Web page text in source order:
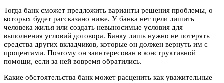
Тогда банк сможет предложить варианты решения проблемы, о
которых будет рассказано ниже. У банка нет цели лишить
человека жилья или создать невыносимые условия для
выполнения условий договора. Банку лишь нужно не потерять
средства других вкладчиков, которые он должен вернуть им с
процентами. Поэтому он заинтересован в конструктивной
помощи, если за ней вовремя обратились.
Какие обстоятельства банк может расценить как уважительные